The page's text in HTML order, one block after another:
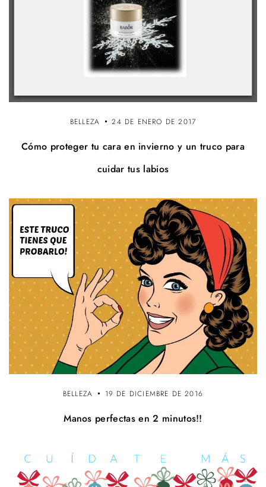
BELLEZA 24 DE ENERO DE 2017
Cómo proteger tu cara en invierno y un truco para
cuidar tus labios
BELLEZA 19 DE DICIEMBRE DE 2016
Manos perfectas en 2 minutos!!